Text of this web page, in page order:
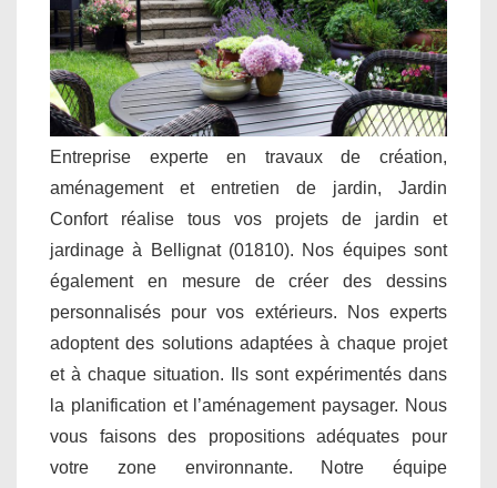
Entreprise experte en travaux de création,
aménagement et entretien de jardin, Jardin
Confort réalise tous vos projets de jardin et
jardinage à Bellignat (01810). Nos équipes sont
également en mesure de créer des dessins
personnalisés pour vos extérieurs. Nos experts
adoptent des solutions adaptées à chaque projet
et à chaque situation. Ils sont expérimentés dans
la planification et l’aménagement paysager. Nous
vous faisons des propositions adéquates pour
votre zone environnante. Notre équipe